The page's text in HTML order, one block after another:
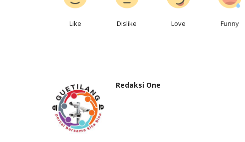
Like Dislike Love Funny
Redaksi One